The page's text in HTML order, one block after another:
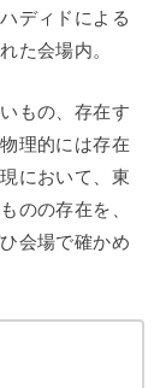
ディドによる
た会場内。
もの、存在す
理的には存在
において、東
のの存在を、
会場で確かめ